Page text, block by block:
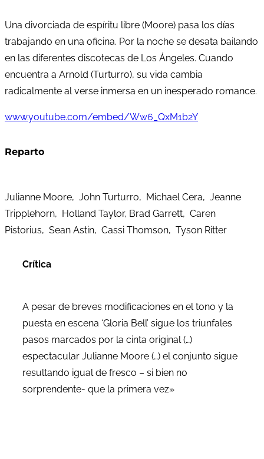
Una divorciada de espíritu libre (Moore) pasa los días
trabajando en una oficina. Por la noche se desata bailando
en las diferentes discotecas de Los Ángeles. Cuando
encuentra a Arnold (Turturro), su vida cambia
radicalmente al verse inmersa en un inesperado romance.
www.youtube.com/embed/Ww6_QxM1b2Y
Reparto
Julianne Moore, John Turturro, Michael Cera, Jeanne
Tripplehorn, Holland Taylor, Brad Garrett, Caren
Pistorius, Sean Astin, Cassi Thomson, Tyson Ritter
Crítica
A pesar de breves modificaciones en el tono y la
puesta en escena ‘Gloria Bell’ sigue los triunfales
pasos marcados por la cinta original (…)
espectacular Julianne Moore (…) el conjunto sigue
resultando igual de fresco – si bien no
sorprendente- que la primera vez»